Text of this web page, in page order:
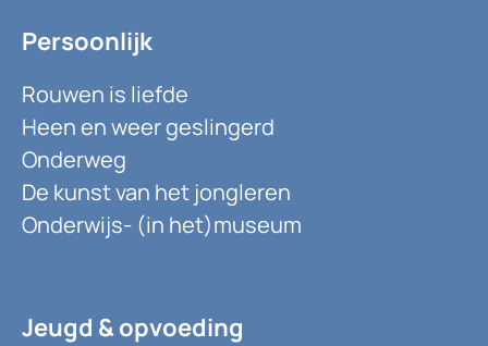
Persoonlijk
Rouwen is liefde
Heen en weer geslingerd
Onderweg
De kunst van het jongleren
Onderwijs- (in het)museum
Jeugd & opvoeding